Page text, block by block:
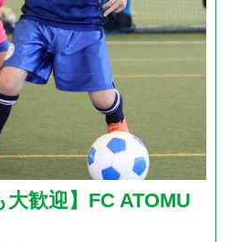
大歓迎】FC ATOMU